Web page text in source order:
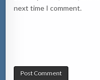
next time I comment.